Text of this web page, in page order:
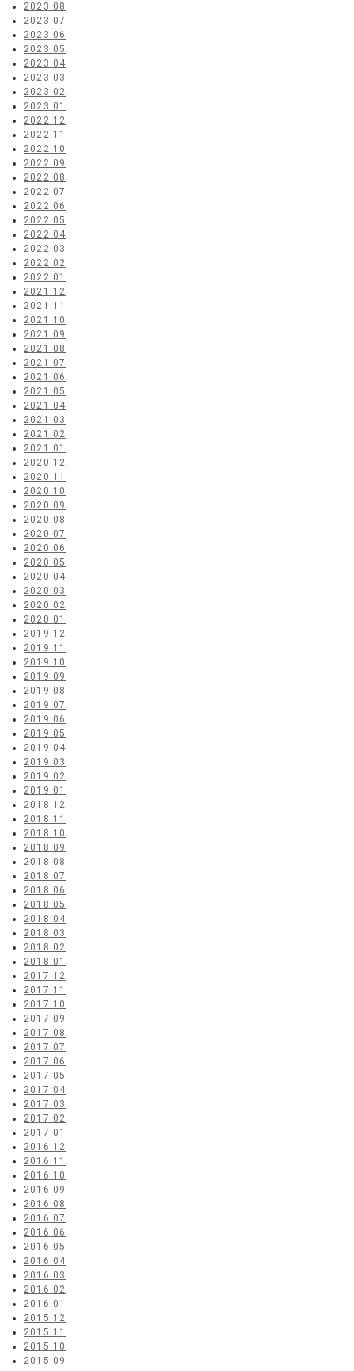
2023.08
2023.07
2023.06
2023.05
2023.04
2023.03
2023.02
2023.01
2022.12
2022.11
2022.10
2022.09
2022.08
2022.07
2022.06
2022.05
2022.04
2022.03
2022.02
2022.01
2021.12
2021.11
2021.10
2021.09
2021.08
2021.07
2021.06
2021.05
2021.04
2021.03
2021.02
2021.01
2020.12
2020.11
2020.10
2020.09
2020.08
2020.07
2020.06
2020.05
2020.04
2020.03
2020.02
2020.01
2019.12
2019.11
2019.10
2019.09
2019.08
2019.07
2019.06
2019.05
2019.04
2019.03
2019.02
2019.01
2018.12
2018.11
2018.10
2018.09
2018.08
2018.07
2018.06
2018.05
2018.04
2018.03
2018.02
2018.01
2017.12
2017.11
2017.10
2017.09
2017.08
2017.07
2017.06
2017.05
2017.04
2017.03
2017.02
2017.01
2016.12
2016.11
2016.10
2016.09
2016.08
2016.07
2016.06
2016.05
2016.04
2016.03
2016.02
2016.01
2015.12
2015.11
2015.10
2015.09